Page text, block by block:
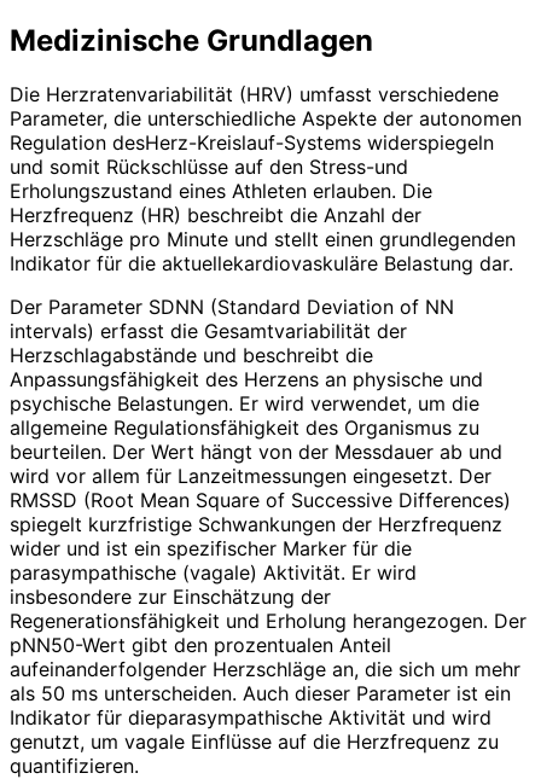
Medizinische Grundlagen
Die Herzratenvariabilität (HRV) umfasst verschiedene
Parameter, die unterschiedliche Aspekte der autonomen
Regulation desHerz-Kreislauf-Systems widerspiegeln
und somit Rückschlüsse auf den Stress-und
Erholungszustand eines Athleten erlauben. Die
Herzfrequenz (HR) beschreibt die Anzahl der
Herzschläge pro Minute und stellt einen grundlegenden
Indikator für die aktuellekardiovaskuläre Belastung dar.
Der Parameter SDNN (Standard Deviation of NN
intervals) erfasst die Gesamtvariabilität der
Herzschlagabstände und beschreibt die
Anpassungsfähigkeit des Herzens an physische und
psychische Belastungen. Er wird verwendet, um die
allgemeine Regulationsfähigkeit des Organismus zu
beurteilen. Der Wert hängt von der Messdauer ab und
wird vor allem für Lanzeitmessungen eingesetzt. Der
RMSSD (Root Mean Square of Successive Differences)
spiegelt kurzfristige Schwankungen der Herzfrequenz
wider und ist ein spezifischer Marker für die
parasympathische (vagale) Aktivität. Er wird
insbesondere zur Einschätzung der
Regenerationsfähigkeit und Erholung herangezogen. Der
pNN50-Wert gibt den prozentualen Anteil
aufeinanderfolgender Herzschläge an, die sich um mehr
als 50 ms unterscheiden. Auch dieser Parameter ist ein
Indikator für dieparasympathische Aktivität und wird
genutzt, um vagale Einflüsse auf die Herzfrequenz zu
quantifizieren.